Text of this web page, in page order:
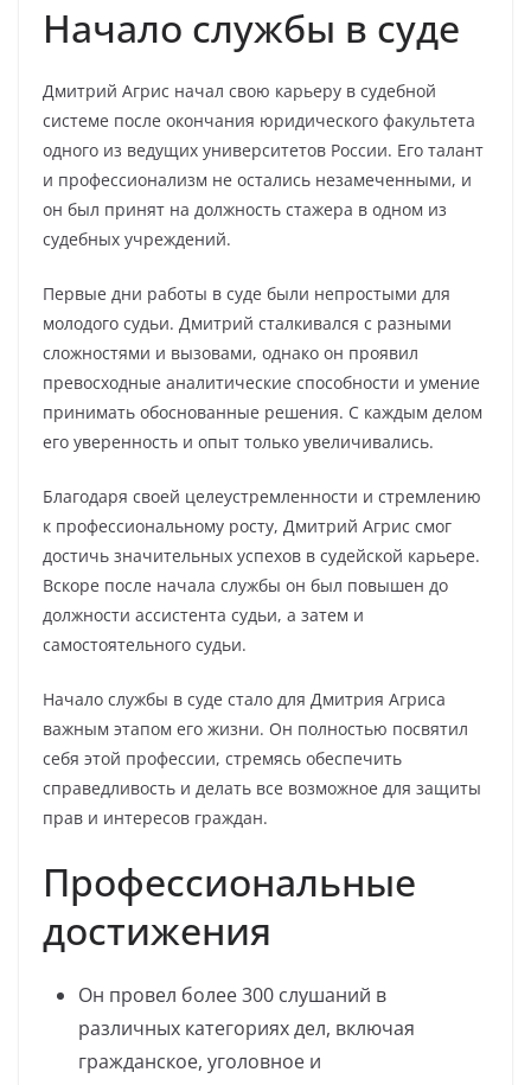
Начало службы в суде
Дмитрий Агрис начал свою карьеру в судебной
системе после окончания юридического факультета
одного из ведущих университетов России. Его талант
и профессионализм не остались незамеченными, и
он был принят на должность стажера в одном из
судебных учреждений.
Первые дни работы в суде были непростыми для
молодого судьи. Дмитрий сталкивался с разными
сложностями и вызовами, однако он проявил
превосходные аналитические способности и умение
принимать обоснованные решения. С каждым делом
его уверенность и опыт только увеличивались.
Благодаря своей целеустремленности и стремлению
к профессиональному росту, Дмитрий Агрис смог
достичь значительных успехов в судейской карьере.
Вскоре после начала службы он был повышен до
должности ассистента судьи, а затем и
самостоятельного судьи.
Начало службы в суде стало для Дмитрия Агриса
важным этапом его жизни. Он полностью посвятил
себя этой профессии, стремясь обеспечить
справедливость и делать все возможное для защиты
прав и интересов граждан.
Профессиональные
достижения
Он провел более 300 слушаний в
различных категориях дел, включая
гражданское, уголовное и